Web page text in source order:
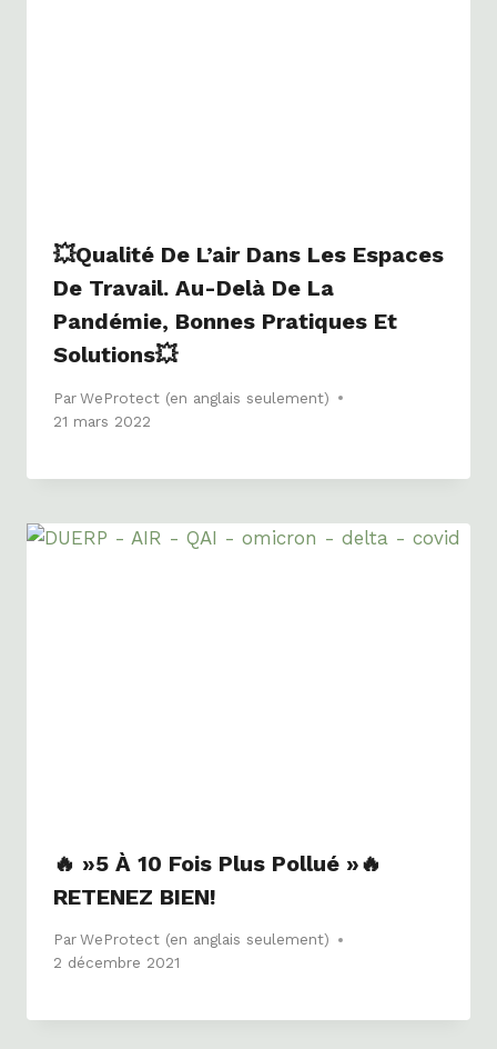
💥Qualité De L’air Dans Les Espaces
De Travail. Au-Delà De La
Pandémie, Bonnes Pratiques Et
Solutions💥
ParWeProtect (en anglais seulement)
21 mars 2022
🔥 »5 À 10 Fois Plus Pollué »🔥
RETENEZ BIEN!
ParWeProtect (en anglais seulement)
2 décembre 2021